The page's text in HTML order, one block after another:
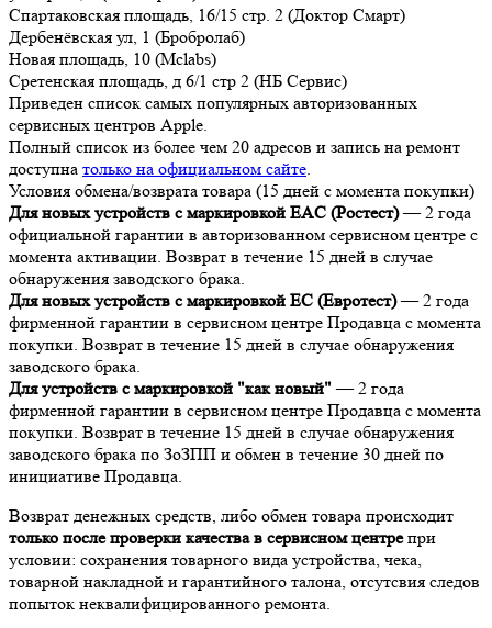
Спартаковская площадь, 16/15 стр. 2 (Доктор Смарт)
Дербенёвская ул, 1 (Бробролаб)
Новая площадь, 10 (Mclabs)
Сретенская площадь, д 6/1 стр 2 (НБ Сервис)
Приведен список самых популярных авторизованных
сервисных центров Apple.
Полный список из более чем 20 адресов и запись на ремонт
доступна только на официальном сайте.
Условия обмена/возврата товара (15 дней с момента покупки)
Для новых устройств с маркировкой EAC (Ростест)— 2 года
официальной гарантии в авторизованном сервисном центре с
момента активации. Возврат в течение 15 дней в случае
обнаружения заводского брака.
Для новых устройств с маркировкой EC (Евротест)— 2 года
фирменной гарантии в сервисном центре Продавца с момента
покупки. Возврат в течение 15 дней в случае обнаружения
заводского брака.
Для устройств с маркировкой "как новый" — 2 года
фирменной гарантии в сервисном центре Продавца с момента
покупки. Возврат в течение 15 дней в случае обнаружения
заводского брака по ЗоЗПП и обмен в течение 30 дней по
инициативе Продавца.
Возврат денежных средств, либо обмен товара происходит
только после проверки качества в сервисном центрепри
условии: сохранения товарного вида устройства, чека,
товарной накладной и гарантийного талона, отсутсвия следов
попыток неквалифицированного ремонта.